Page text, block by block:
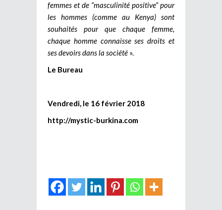
femmes et de “masculinité positive” pour
les hommes (comme au Kenya) sont
souhaités pour que chaque femme,
chaque homme connaisse ses droits et
ses devoirs dans la société ».
Le Bureau
Vendredi, le 16 février 2018
http://mystic-burkina.com